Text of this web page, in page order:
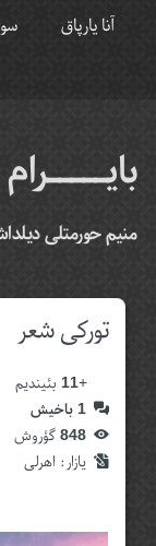
آنا یارپاق
بایـــــرام
منیم حورمتلی
تورکی شعر
+
11بئیندیم
1باخیش
848گؤروش
یازار:‌ اهرلی